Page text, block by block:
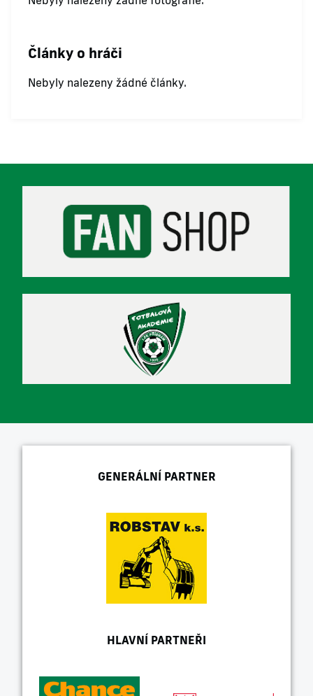
Články o hráči
Nebyly nalezeny žádné články.
GENERÁLNÍ PARTNER
HLAVNÍ PARTNEŘI